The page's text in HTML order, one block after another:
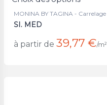
MONINA BY TAGINA - Carrelage
SI. MED
à partir de 39,77 €/m²